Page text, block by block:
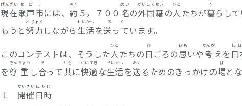
現在
げんざい
瀬戸市
せとし
には、 約
やく
５，７００ 名
めい
の外
がい
国籍
こくせき
の人
ひと
たちが暮
く
らして
もうと努力
どりょく
しながら生活
せいかつ
を送って
おく
います。
このコンテストは、そうした人
ひと
たちの日
ひ
ごろの思
おも
いや考
かんが
えを 日
に
を尊
そん
重
ちょう
し合
あ
って共
とも
に快適
かいてき
な生活
せいかつ
を送
おく
るためのきっかけの場
ば
と
１ 開催
かいさい
日時
にちじ